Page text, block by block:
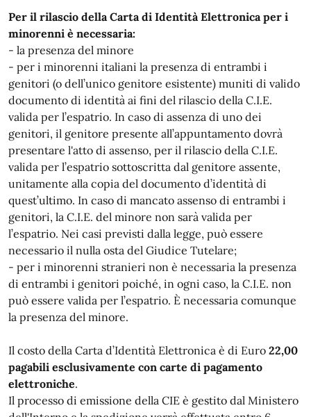
Per il rilascio della Carta di Identità Elettronica per i
minorenni è necessaria:
- la presenza del minore
- per i minorenni italiani la presenza di entrambi i
genitori (o dell’unico genitore esistente) muniti di valido
documento di identità ai fini del rilascio della C.I.E.
valida per l’espatrio. In caso di assenza di uno dei
genitori, il genitore presente all’appuntamento dovrà
presentare l'atto di assenso, per il rilascio della C.I.E.
valida per l’espatrio sottoscritta dal genitore assente,
unitamente alla copia del documento d’identità di
quest’ultimo. In caso di mancato assenso di entrambi i
genitori, la C.I.E. del minore non sarà valida per
l’espatrio. Nei casi previsti dalla legge, può essere
necessario il nulla osta del Giudice Tutelare;
- per i minorenni stranieri non è necessaria la presenza
di entrambi i genitori poiché, in ogni caso, la C.I.E. non
può essere valida per l’espatrio. È necessaria comunque
la presenza del minore.
Il costo della Carta d’Identità Elettronica è di Euro 22,00
pagabili esclusivamente con carte di pagamento
elettroniche.
Il processo di emissione della CIE è gestito dal Ministero